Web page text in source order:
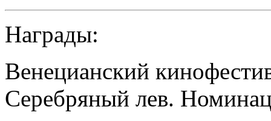
Награды:
Венецианский
Серебряный лев.